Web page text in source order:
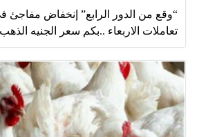
“وقع من الدور الرابع” إنخفاض مفاجئ
تعاملات الاربعاء ..بكم سعر الجنيه الذهب